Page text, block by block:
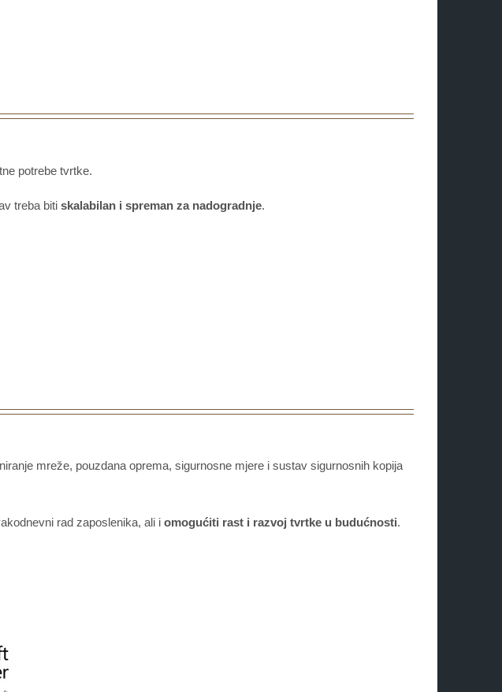
potrebe tvrtke.
treba biti skalabilan i spreman za nadogradnje.
mreže, pouzdana oprema, sigurnosne mjere i sustav sigurnosnih kopija
rad zaposlenika, ali i omogućiti rast i razvoj tvrtke u budućnosti.